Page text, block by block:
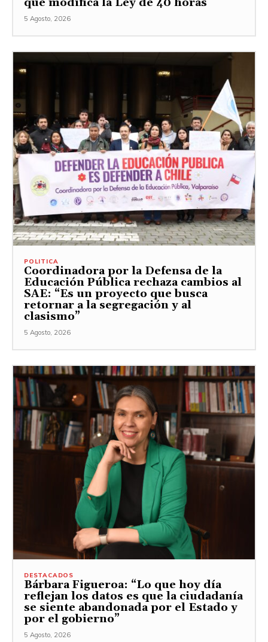
5 Agosto, 2026
POLITICA
Coordinadora por la Defensa de la
Educación Pública rechaza cambios al
SAE: “Es un proyecto que busca
retornar a la segregación y al
clasismo”
5 Agosto, 2026
DESTACADOS
Bárbara Figueroa: “Lo que hoy día
reflejan los datos es que la ciudadanía
se siente abandonada por el Estado y
por el gobierno”
5 Agosto, 2026